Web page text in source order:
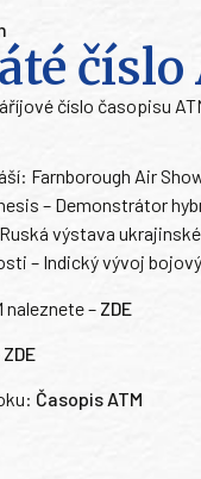
číslo časopisu
Farnborough Air
– Demonstrátor
výstava
– Indický vývoj
naleznete – ZDE
ZDE
Časopis ATM